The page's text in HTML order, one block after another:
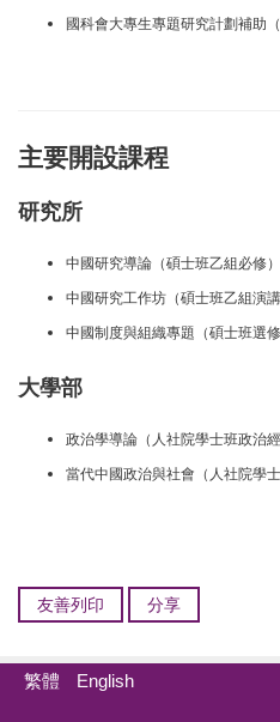
國科會大專生專題研究計劃補助（
主要開設課程
研究所
中國研究導論（碩士班乙組必修）
中國研究工作坊（碩士班乙組演講
中國制度與組織專題（碩士班選修
大學部
政治學導論（人社院學士班政治
當代中國政治與社會（人社院學士
友善列印 分享
繁體 English